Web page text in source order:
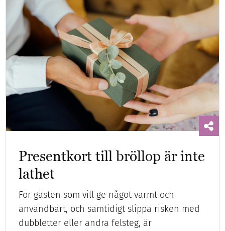
Presentkort till bröllop är inte
lathet
För gästen som vill ge något varmt och
användbart, och samtidigt slippa risken med
dubbletter eller andra felsteg, är